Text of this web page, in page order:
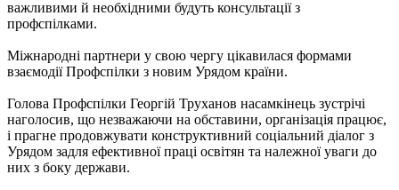
важливими й необхідними будуть консультації з
профспілками.
Міжнародні партнери у свою чергу цікавилася формами
взаємодії Профспілки з новим Урядом країни.
Голова Профспілки Георгій Труханов насамкінець зустрічі
наголосив, що незважаючи на обставини, організація працює,
і прагне продовжувати конструктивний соціальний діалог з
Урядом задля ефективної праці освітян та належної уваги до
них з боку держави.